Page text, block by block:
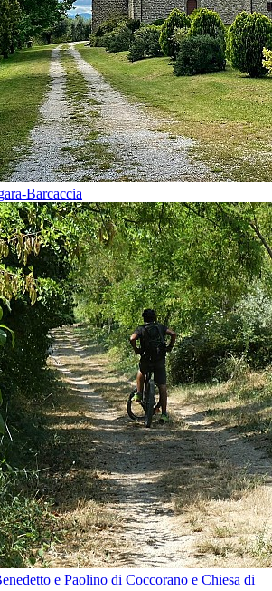
Barcaccia
e Paolino di Coccorano e Chiesa di